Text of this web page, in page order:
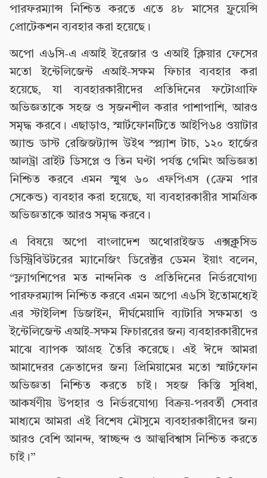
পারফরম্যান্স নিশ্চিত করতে এতে ৪৮ মাসের ফ্লুয়েন্সি
প্রোটেকশন ব্যবহার করা হয়েছে।
অপো এ৬সি-এ এআই ইরেজার ও এআই ক্লিয়ার ফেসের
মতো ইন্টেলিজেন্ট এআই-সক্ষম ফিচার ব্যবহার করা
হয়েছে, যা ব্যবহারকারীদের প্রতিদিনের ফটোগ্রাফি
অভিজ্ঞতাকে সহজ ও সৃজনশীল করার পাশাপাশি, আরও
সমৃদ্ধ করবে। এছাড়াও, স্মার্টফোনটিতে আইপি৬৪ ওয়াটার
অ্যান্ড ডাস্ট রেজিজট্যান্স উইথ স্প্ল্যাশ টাচ, ১২০ হার্জের
আলট্রা ব্রাইট ডিসপ্লে ও তিন ঘণ্টা পর্যন্ত গেমিং অভিজ্ঞতা
নিশ্চিত করবে এমন স্মুথ ৬০ এফপিএস (ফ্রেম পার
সেকেন্ড) ব্যবহার করা হয়েছে, যা ব্যবহারকারীর সামগ্রিক
অভিজ্ঞতাকে আরও সমৃদ্ধ করবে।
এ বিষয়ে অপো বাংলাদেশ অথোরাইজড এক্সক্লুসিভ
ডিস্ট্রিবিউটরের ম্যানেজিং ডিরেক্টর ডেমন ইয়াং বলেন,
“ফ্ল্যাগশিপের মত নান্দনিক ও প্রতিদিনের নির্ভরযোগ্য
পারফরম্যান্স নিশ্চিত করবে এমন অপো এ৬সি ইতোমধ্যেই
এর স্টাইলিশ ডিজাইন, দীর্ঘমেয়াদি ব্যাটারি সক্ষমতা ও
ইন্টেলিজেন্ট এআই-সক্ষম ফিচাররের জন্য ব্যবহারকারীদের
মাঝে ব্যাপক আগ্রহ তৈরি করেছে। এই ঈদে আমরা
আমাদেরর ক্রেতাদের জন্য প্রিমিয়ামের মতো স্মার্টফোন
অভিজ্ঞতা নিশ্চিত করতে চাই। সহজ কিস্তি সুবিধা,
আকর্ষণীয় উপহার ও নির্ভরযোগ্য বিক্রয়-পরবর্তী সেবার
মাধ্যমে আমরা এই বিশেষ মৌসুমে ব্যবহারকারীদের জন্য
আরও বেশি আনন্দ, স্বাচ্ছন্দ ও আত্মবিশ্বাস নিশ্চিত করতে
চাই।”